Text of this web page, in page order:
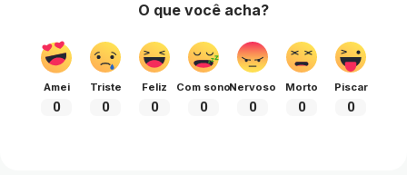
O que você acha?
Amei
0
Triste
0
Feliz
0
Com sono
0
Nervoso
0
Morto
0
Piscar
0